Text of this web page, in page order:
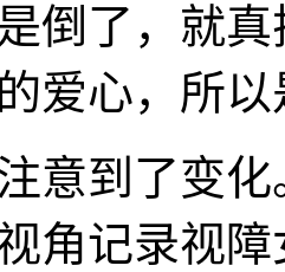
倒了，就
爱心，所
到了变化
角记录视